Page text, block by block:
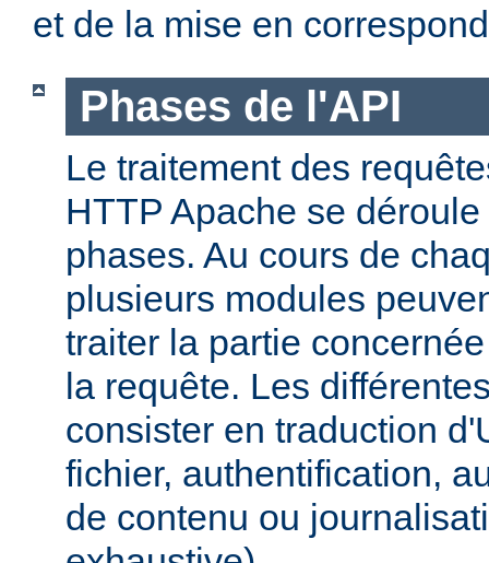
et de la mise en
Phases de l'API
Le traitement des
HTTP Apache se
phases. Au cours de
plusieurs modules
traiter la partie
la requête. Les
consister en traduction
fichier, authentification,
de contenu ou